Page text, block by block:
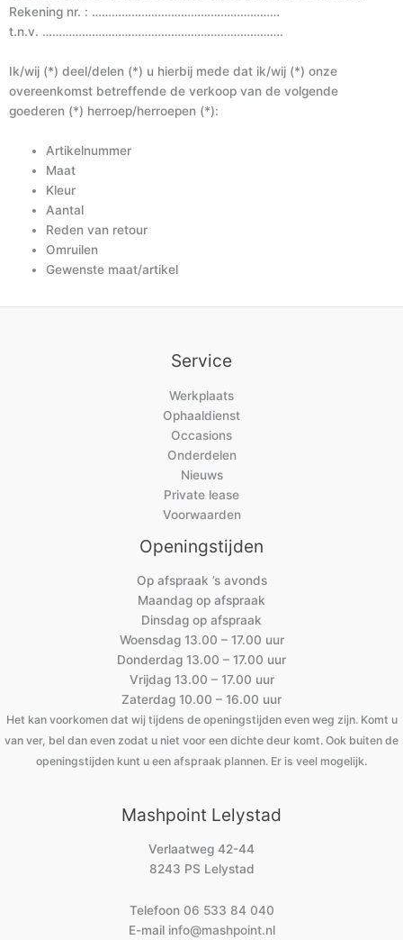
Rekening nr. : …………………………………………………
t.n.v. ……………………………………………………………….
Ik/wij (*) deel/delen (*) u hierbij mede dat ik/wij (*) onze
overeenkomst betreffende de verkoop van de volgende
goederen (*) herroep/herroepen (*):
Artikelnummer
Maat
Kleur
Aantal
Reden van retour
Omruilen
Gewenste maat/artikel
Service
Werkplaats
Ophaaldienst
Occasions
Onderdelen
Nieuws
Private lease
Voorwaarden
Openingstijden
Op afspraak ’s avonds
Maandag op afspraak
Dinsdag op afspraak
Woensdag 13.00 – 17.00 uur
Donderdag 13.00 – 17.00 uur
Vrijdag 13.00 – 17.00 uur
Zaterdag 10.00 – 16.00 uur
Het kan voorkomen dat wij tijdens de openingstijden even weg zijn. Komt u
van ver, bel dan even zodat u niet voor een dichte deur komt. Ook buiten de
openingstijden kunt u een afspraak plannen. Er is veel mogelijk.
Mashpoint Lelystad
Verlaatweg 42-44
8243 PS Lelystad
Telefoon 06 533 84 040
E-mail info@mashpoint.nl